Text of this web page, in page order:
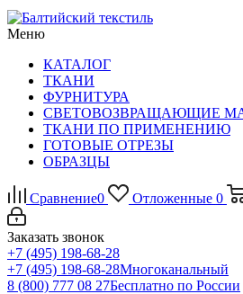
Меню
КАТАЛОГ
ТКАНИ
ФУРНИТУРА
СВЕТОВОЗВРАЩАЮЩИЕ
ТКАНИ ПО ПРИМЕНЕНИЮ
ГОТОВЫЕ ОТРЕЗЫ
ОБРАЗЦЫ
Сравнение0 Отложенные 0
Заказать звонок
+7 (495) 198-68-28
+7 (495) 198-68-28Многоканальный
8 (800) 777 08 27Бесплатно по России